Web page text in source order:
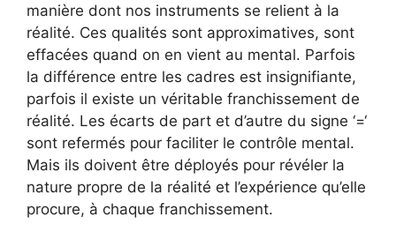
manière dont nos instruments se relient à la
réalité. Ces qualités sont approximatives, sont
effacées quand on en vient au mental. Parfois
la différence entre les cadres est insignifiante,
parfois il existe un véritable franchissement de
réalité. Les écarts de part et d’autre du signe ‘=‘
sont refermés pour faciliter le contrôle mental.
Mais ils doivent être déployés pour révéler la
nature propre de la réalité et l’expérience qu’elle
procure, à chaque franchissement.